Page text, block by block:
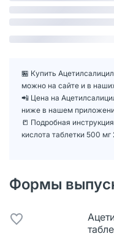
🏪 Купить
можно на сайте и в
📲 Цена на
ниже в нашем
📒 Подробная
кислота таблетки 500
Формы